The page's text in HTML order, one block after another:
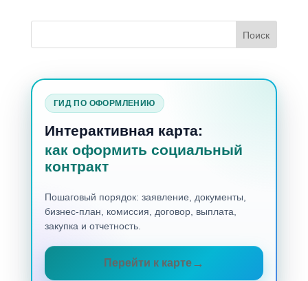
ГИД ПО ОФОРМЛЕНИЮ
Интерактивная карта:
как оформить социальный
контракт
Пошаговый порядок: заявление, документы,
бизнес-план, комиссия, договор, выплата,
закупка и отчетность.
Перейти к карте